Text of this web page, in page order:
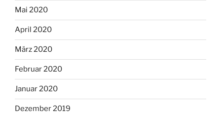
Mai 2020
April 2020
März 2020
Februar 2020
Januar 2020
Dezember 2019